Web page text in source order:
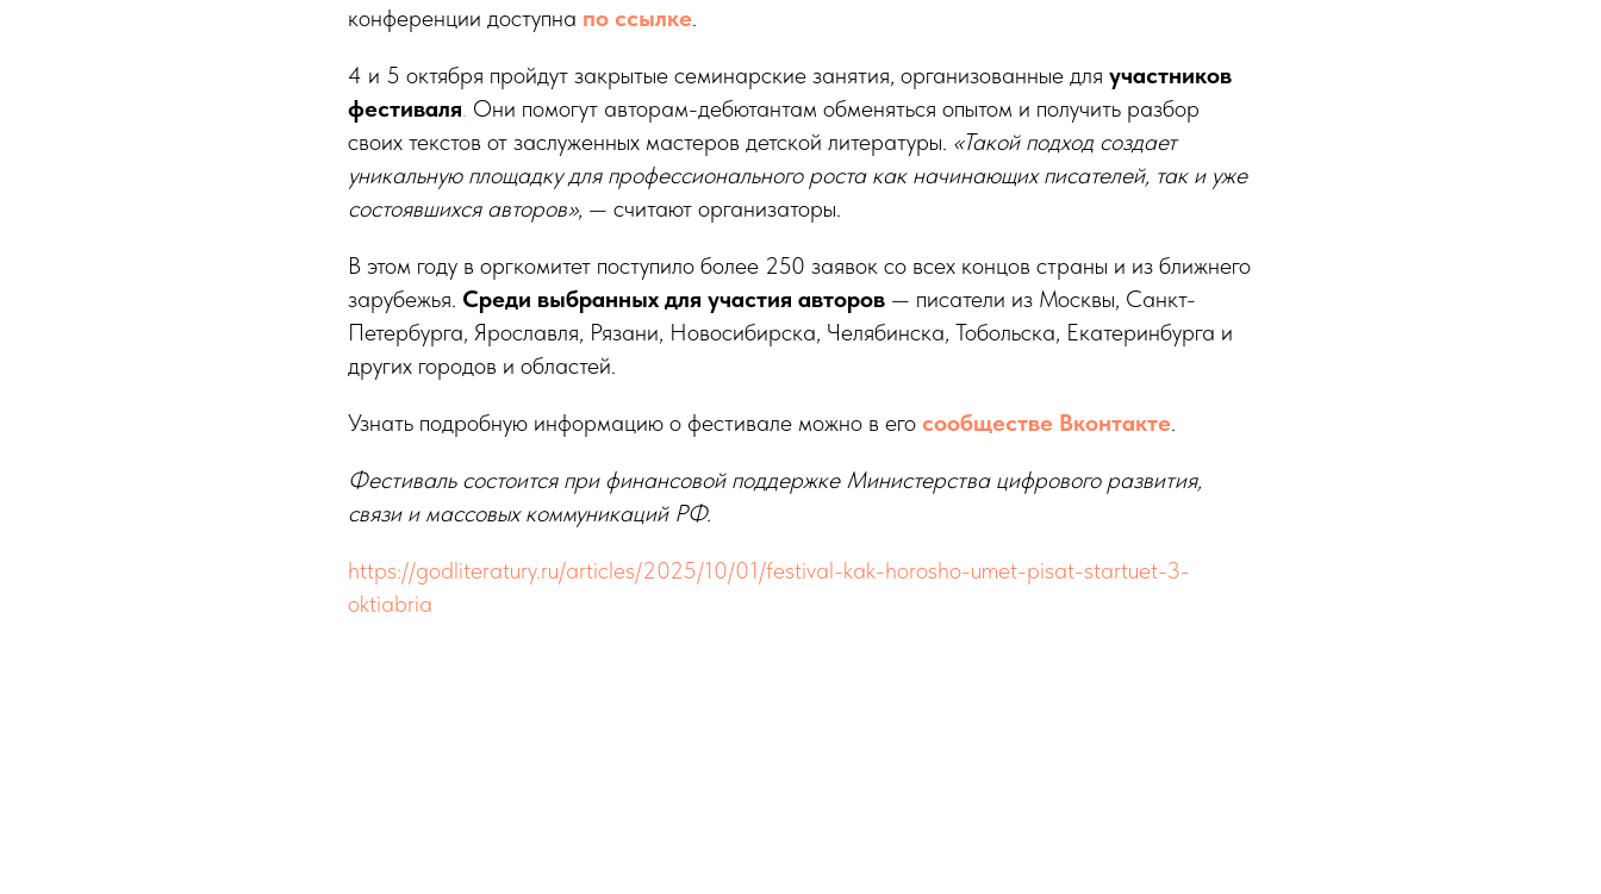
конференции доступна по ссылке.
4 и 5 октября пройдут закрытые семинарские занятия, организованные для участников
фестиваля Они помогут авторам-дебютантам обменяться опытом и получить разбор
своих текстов от заслуженных мастеров детской литературы. «Такой подход создает
уникальную площадку для профессионального роста как начинающих писателей, так и уже
состоявшихся авторов», — считают организаторы.
В этом году в оргкомитет поступило более 250 заявок со всех концов страны и из ближнего
зарубежья. Среди выбранных для участия авторов — писатели из Москвы, Санкт-
Петербурга, Ярославля, Рязани, Новосибирска, Челябинска, Тобольска, Екатеринбурга и
других городов и областей.
Узнать подробную информацию о фестивале можно в его сообществе Вконтакте.
Фестиваль состоится при финансовой поддержке Министерства цифрового развития,
связи и массовых коммуникаций РФ.
https://godliteratury.ru/articles/2025/10/01/festival-kak-horosho-umet-pisat-startuet-3-
oktiabria